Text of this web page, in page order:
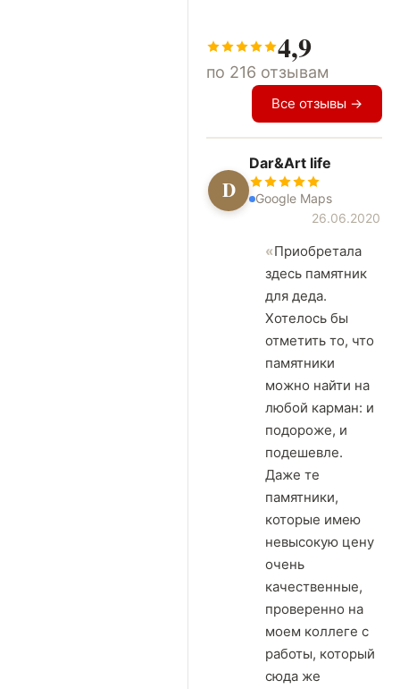
4,9
по 216 отзывам
Все отзывы →
D
Dar&Art life
Google Maps
26.06.2020
Приобретала
здесь памятник
для деда.
Хотелось бы
отметить то, что
памятники
можно найти на
любой карман: и
подороже, и
подешевле.
Даже те
памятники,
которые имею
невысокую цену
очень
качественные,
проверенно на
моем коллеге с
работы, который
сюда же